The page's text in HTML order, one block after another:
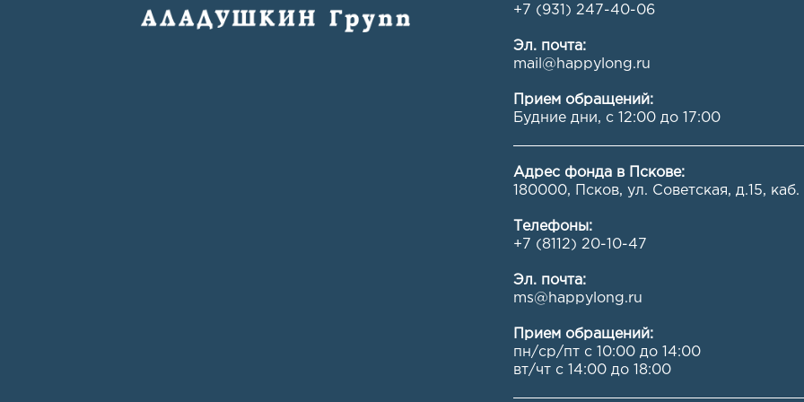
+7 (931) 247-40-06
Эл. почта:
mail@happylong.ru
Прием обращений:
Будние дни, с 12:00 до 17:00
Адрес фонда в Пскове:
180000, Псков, ул. Советская, д.15, каб.
Телефоны:
+7 (8112) 20-10-47
Эл. почта:
ms@happylong.ru
Прием обращений:
пн/ср/пт с 10:00 до 14:00
вт/чт с 14:00 до 18:00